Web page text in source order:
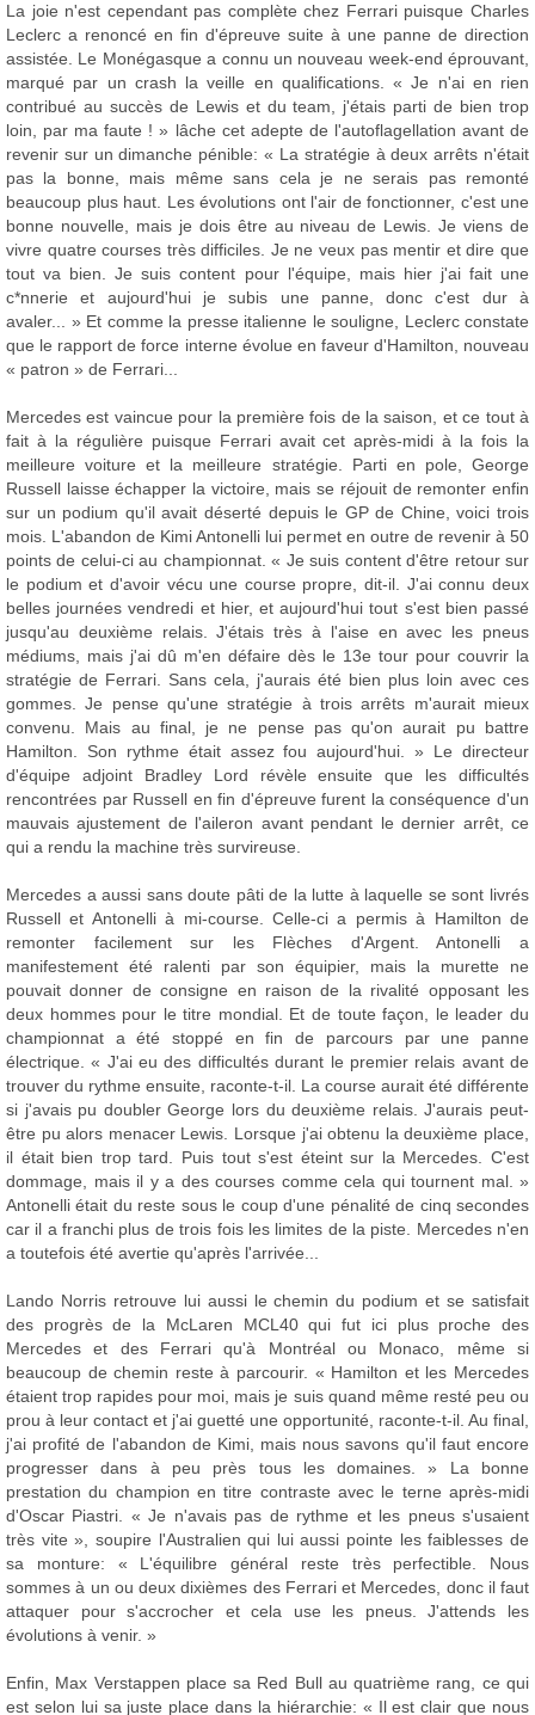
La joie n'est cependant pas complète chez Ferrari puisque Charles
Leclerc a renoncé en fin d'épreuve suite à une panne de direction
assistée. Le Monégasque a connu un nouveau week-end éprouvant,
marqué par un crash la veille en qualifications. « Je n'ai en rien
contribué au succès de Lewis et du team, j'étais parti de bien trop
loin, par ma faute ! » lâche cet adepte de l'autoflagellation avant de
revenir sur un dimanche pénible: « La stratégie à deux arrêts n'était
pas la bonne, mais même sans cela je ne serais pas remonté
beaucoup plus haut. Les évolutions ont l'air de fonctionner, c'est une
bonne nouvelle, mais je dois être au niveau de Lewis. Je viens de
vivre quatre courses très difficiles. Je ne veux pas mentir et dire que
tout va bien. Je suis content pour l'équipe, mais hier j'ai fait une
c*nnerie et aujourd'hui je subis une panne, donc c'est dur à
avaler... » Et comme la presse italienne le souligne, Leclerc constate
que le rapport de force interne évolue en faveur d'Hamilton, nouveau
« patron » de Ferrari...
Mercedes est vaincue pour la première fois de la saison, et ce tout à
fait à la régulière puisque Ferrari avait cet après-midi à la fois la
meilleure voiture et la meilleure stratégie. Parti en pole, George
Russell laisse échapper la victoire, mais se réjouit de remonter enfin
sur un podium qu'il avait déserté depuis le GP de Chine, voici trois
mois. L'abandon de Kimi Antonelli lui permet en outre de revenir à 50
points de celui-ci au championnat. « Je suis content d'être retour sur
le podium et d'avoir vécu une course propre, dit-il. J'ai connu deux
belles journées vendredi et hier, et aujourd'hui tout s'est bien passé
jusqu'au deuxième relais. J'étais très à l'aise en avec les pneus
médiums, mais j'ai dû m'en défaire dès le 13e tour pour couvrir la
stratégie de Ferrari. Sans cela, j'aurais été bien plus loin avec ces
gommes. Je pense qu'une stratégie à trois arrêts m'aurait mieux
convenu. Mais au final, je ne pense pas qu'on aurait pu battre
Hamilton. Son rythme était assez fou aujourd'hui. » Le directeur
d'équipe adjoint Bradley Lord révèle ensuite que les difficultés
rencontrées par Russell en fin d'épreuve furent la conséquence d'un
mauvais ajustement de l'aileron avant pendant le dernier arrêt, ce
qui a rendu la machine très survireuse.
Mercedes a aussi sans doute pâti de la lutte à laquelle se sont livrés
Russell et Antonelli à mi-course. Celle-ci a permis à Hamilton de
remonter facilement sur les Flèches d'Argent. Antonelli a
manifestement été ralenti par son équipier, mais la murette ne
pouvait donner de consigne en raison de la rivalité opposant les
deux hommes pour le titre mondial. Et de toute façon, le leader du
championnat a été stoppé en fin de parcours par une panne
électrique. « J'ai eu des difficultés durant le premier relais avant de
trouver du rythme ensuite, raconte-t-il. La course aurait été différente
si j'avais pu doubler George lors du deuxième relais. J'aurais peut-
être pu alors menacer Lewis. Lorsque j'ai obtenu la deuxième place,
il était bien trop tard. Puis tout s'est éteint sur la Mercedes. C'est
dommage, mais il y a des courses comme cela qui tournent mal. »
Antonelli était du reste sous le coup d'une pénalité de cinq secondes
car il a franchi plus de trois fois les limites de la piste. Mercedes n'en
a toutefois été avertie qu'après l'arrivée...
Lando Norris retrouve lui aussi le chemin du podium et se satisfait
des progrès de la McLaren MCL40 qui fut ici plus proche des
Mercedes et des Ferrari qu'à Montréal ou Monaco, même si
beaucoup de chemin reste à parcourir. « Hamilton et les Mercedes
étaient trop rapides pour moi, mais je suis quand même resté peu ou
prou à leur contact et j'ai guetté une opportunité, raconte-t-il. Au final,
j'ai profité de l'abandon de Kimi, mais nous savons qu'il faut encore
progresser dans à peu près tous les domaines. » La bonne
prestation du champion en titre contraste avec le terne après-midi
d'Oscar Piastri. « Je n'avais pas de rythme et les pneus s'usaient
très vite », soupire l'Australien qui lui aussi pointe les faiblesses de
sa monture: « L'équilibre général reste très perfectible. Nous
sommes à un ou deux dixièmes des Ferrari et Mercedes, donc il faut
attaquer pour s'accrocher et cela use les pneus. J'attends les
évolutions à venir. »
Enfin, Max Verstappen place sa Red Bull au quatrième rang, ce qui
est selon lui sa juste place dans la hiérarchie: « Il est clair que nous